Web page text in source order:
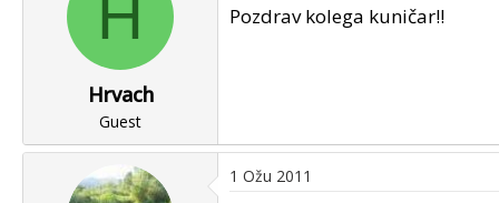
H
Hrvach
Guest
Pozdrav kolega kuničar!!
1 Ožu 2011